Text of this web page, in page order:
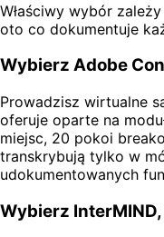
Właściwy wybór
oto co dokumentuje
Wybierz Adobe
Prowadzisz wirtualne
oferuje oparte na
miejsc, 20 pokoi
transkrybują tylko w
udokumentowanych
Wybierz